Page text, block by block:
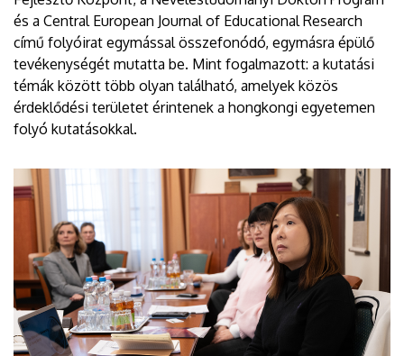
és a Central European Journal of Educational Research
című folyóirat egymással összefonódó, egymásra épülő
tevékenységét mutatta be. Mint fogalmazott: a kutatási
témák között több olyan található, amelyek közös
érdeklődési területet érintenek a hongkongi egyetemen
folyó kutatásokkal.